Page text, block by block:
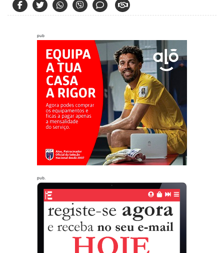
pub
pub.